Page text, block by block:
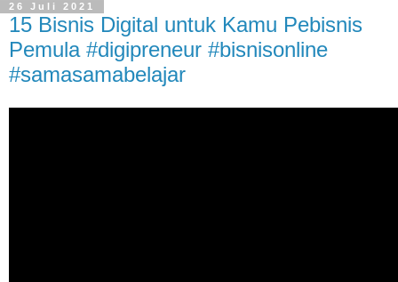
26 Juli 2021
15 Bisnis Digital untuk Kamu Pebisnis
Pemula #digipreneur #bisnisonline
#samasamabelajar